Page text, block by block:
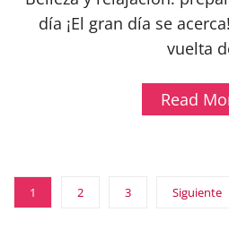
día ¡El gran día se
vuelta
Read
1 2 3 Siguiente